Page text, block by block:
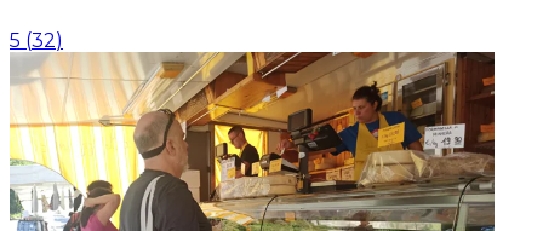
5 (32)